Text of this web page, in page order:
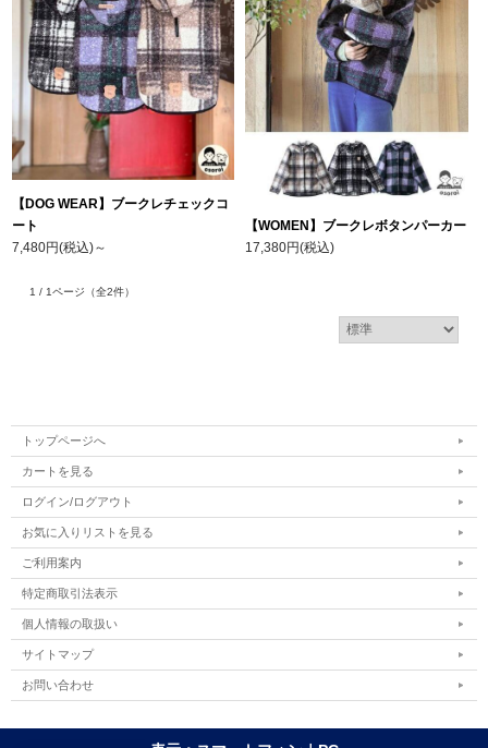
【DOG WEAR】ブークレチェックコ
ート
7,480円(税込)～
【WOMEN】ブークレボタンパーカー
17,380円(税込)
1 / 1ページ （全2件）
トップページへ
カートを見る
ログイン/ログアウト
お気に入りリストを見る
ご利用案内
特定商取引法表示
個人情報の取扱い
サイトマップ
お問い合わせ